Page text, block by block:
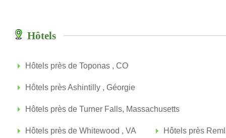
Hôtels
Hôtels près de Toponas , CO
Hôtels près Ashintilly , Géorgie
Hôtels près de Turner Falls, Massachusetts
Hôtels près de Whitewood , VA Hôtels près